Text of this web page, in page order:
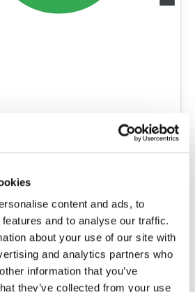
content and ads, to
and to analyse our traffic.
about your use of our site with
and analytics partners who
information that you’ve
they’ve collected from your use